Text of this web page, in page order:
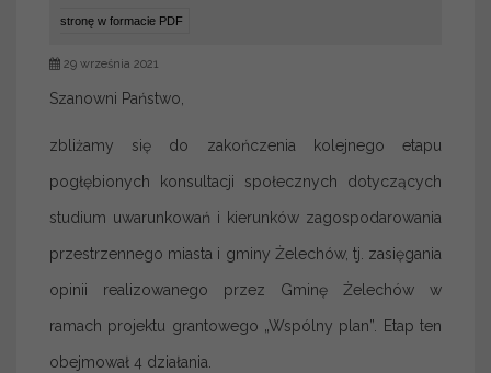
stronę w formacie PDF
29 września 2021
Szanowni Państwo,
zbliżamy się do zakończenia kolejnego etapu
pogłębionych konsultacji społecznych dotyczących
studium uwarunkowań i kierunków zagospodarowania
przestrzennego miasta i gminy Żelechów, tj. zasięgania
opinii realizowanego przez Gminę Żelechów w
ramach projektu grantowego „Wspólny plan”. Etap ten
obejmował 4 działania.